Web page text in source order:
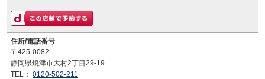
住所/電話番号
〒425-0082
静岡県焼津市大村2丁目29-19
TEL： 0120-502-211